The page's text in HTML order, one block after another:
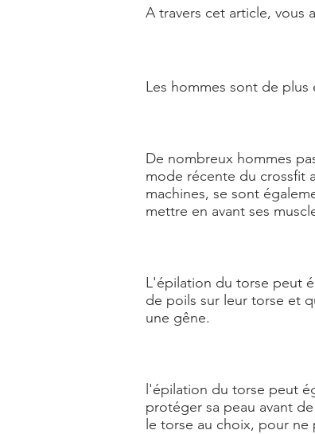
A travers cet article, vous
Les hommes sont de
De nombreux hommes
mode récente du crossfit
machines, se sont
mettre en avant ses
L'épilation du torse peut
de poils sur leur torse et
une gêne.
l'épilation du torse peut
protéger sa peau avant
le torse au choix, pour